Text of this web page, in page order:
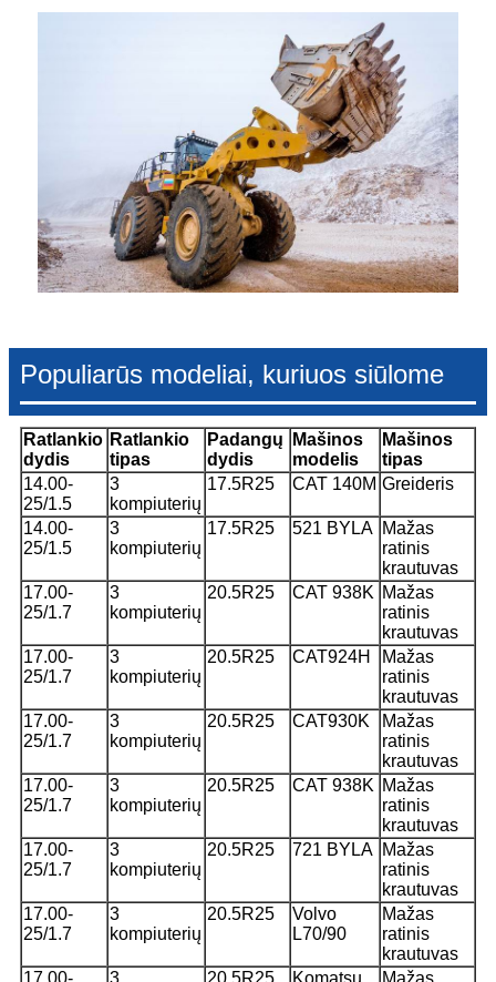
Populiarūs modeliai, kuriuos siūlome
Ratlankio
dydis
Ratlankio
tipas
Padangų
dydis
Mašinos
modelis
Mašinos
tipas
14.00-
25/1.5
3
kompiuterių
17.5R25 CAT 140M Greideris
14.00-
25/1.5
3
kompiuterių
17.5R25 521 BYLA Mažas
ratinis
krautuvas
17.00-
25/1.7
3
kompiuterių
20.5R25 CAT 938K Mažas
ratinis
krautuvas
17.00-
25/1.7
3
kompiuterių
20.5R25 CAT924H
Mažas
ratinis
krautuvas
17.00-
25/1.7
3
kompiuterių
20.5R25 CAT930K
Mažas
ratinis
krautuvas
17.00-
25/1.7
3
kompiuterių
20.5R25 CAT 938K Mažas
ratinis
krautuvas
17.00-
25/1.7
3
kompiuterių
20.5R25 721 BYLA Mažas
ratinis
krautuvas
17.00-
25/1.7
3
kompiuterių
20.5R25
Volvo
L70/90
Mažas
ratinis
krautuvas